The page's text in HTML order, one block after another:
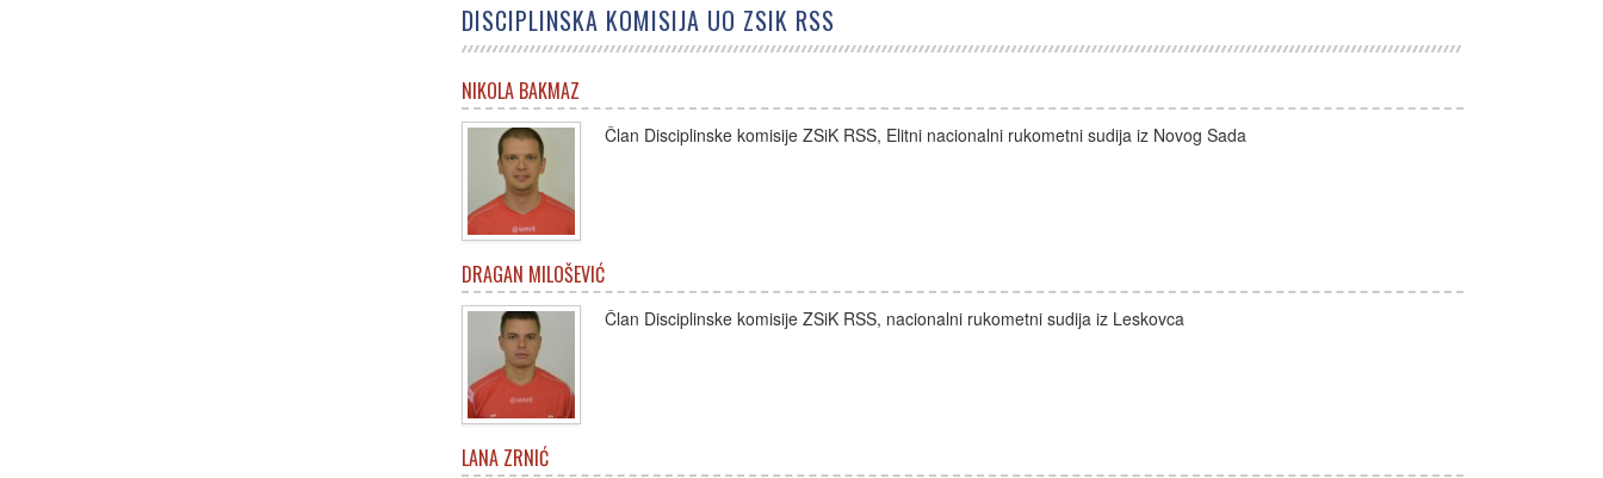
DISCIPLINSKA KOMISIJA UO ZSIK RSS
NIKOLA BAKMAZ
Član Disciplinske komisije ZSiK RSS, Elitni nacionalni rukometni sudija iz Novog Sada
DRAGAN MILOŠEVIĆ
Član Disciplinske komisije ZSiK RSS, nacionalni rukometni sudija iz Leskovca
LANA ZRNIĆ